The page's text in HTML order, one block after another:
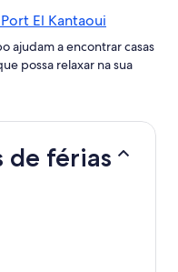
El Kantaoui
ajudam a encontrar casas
possa relaxar na sua
de férias